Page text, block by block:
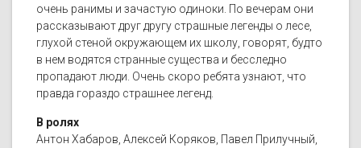
очень ранимы и зачастую одиноки. По вечерам они
рассказывают друг другу страшные легенды о лесе,
глухой стеной окружающем их школу, говорят, будто
в нем водятся странные существа и бесследно
пропадают люди. Очень скоро ребята узнают, что
правда гораздо страшнее легенд.
В ролях
Антон Хабаров, Алексей Коряков, Павел Прилучный,